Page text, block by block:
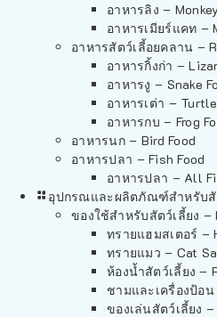
อาหารลิง –
อาหารเมียร์แคท –
อาหารสัตว์เลี้อยคลาน –
อาหารกิ้งก่า –
อาหารงู – Snake
อาหารเต่า –
อาหารกบ – Frog
อาหารนก – Bird Food
อาหารปลา – Fish Food
อาหารปลา – All
อุปกรณและผลิตภัณฑ์สำหรับสั
ของใช้สำหรับสัตว์เลี้ยง –
ทรายแฮมสเตอร์ –
ทรายแมว – Cat
ห้องน้ำสัตว์เลี้ยง –
ชามและเครื่องป้อ
ของเล่นสัตว์เลี้ยง